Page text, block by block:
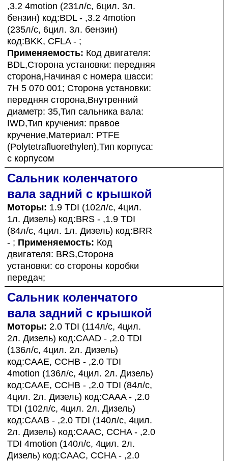
,3.2 4motion (231л/с, 6цил. 3л.
бензин) код:BDL - ,3.2 4motion
(235л/с, 6цил. 3л. бензин)
код:BKK, CFLA - ;
Применяемость: Код двигателя:
BDL,Сторона установки: передняя
сторона,Начиная с номера шасси:
7H 5 070 001; Сторона установки:
передняя сторона,Внутренний
диаметр: 35,Тип сальника вала:
IWD,Тип кручения: правое
кручение,Материал: PTFE
(Polytetrafluorethylen),Тип корпуса:
с корпусом
Сальник коленчатого
вала задний с крышкой
Моторы: 1.9 TDI (102л/с, 4цил.
1л. Дизель) код:BRS - ,1.9 TDI
(84л/с, 4цил. 1л. Дизель) код:BRR
- ; Применяемость: Код
двигателя: BRS,Сторона
установки: со стороны коробки
передач;
Сальник коленчатого
вала задний с крышкой
Моторы: 2.0 TDI (114л/с, 4цил.
2л. Дизель) код:CAAD - ,2.0 TDI
(136л/с, 4цил. 2л. Дизель)
код:CAAE, CCHB - ,2.0 TDI
4motion (136л/с, 4цил. 2л. Дизель)
код:CAAE, CCHB - ,2.0 TDI (84л/с,
4цил. 2л. Дизель) код:CAAA - ,2.0
TDI (102л/с, 4цил. 2л. Дизель)
код:CAAB - ,2.0 TDI (140л/с, 4цил.
2л. Дизель) код:CAAC, CCHA - ,2.0
TDI 4motion (140л/с, 4цил. 2л.
Дизель) код:CAAC, CCHA - ,2.0